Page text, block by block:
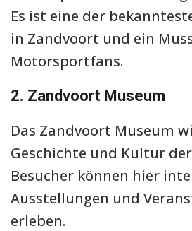
Es ist eine der
in Zandvoort und ein
Motorsportfans.
2. Zandvoort Museum
Das Zandvoort Museum
Geschichte und Kultur der
Besucher können hier
Ausstellungen und
erleben.